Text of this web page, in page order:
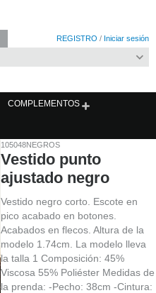
REGISTRO / Iniciar sesión
COMPLEMENTOS
105048NEGROS
Vestido punto
ajustado negro
Vestido negro corto. Escote en
pico acabado en botones.
Acabados en flecos. Altura de la
modelo 1.74cm. La modelo lleva
la talla 1 Composición: 45%
Viscosa 55% Poliéster Medidas de
la prenda: -Pecho: 38cm -Cintura: